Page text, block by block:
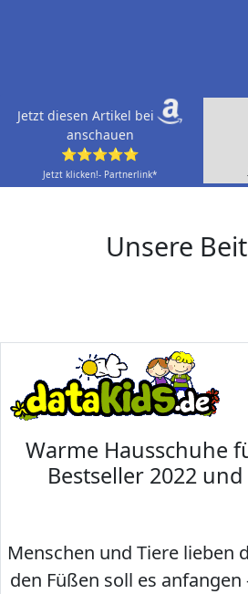
Jetzt diesen Artikel bei
anschauen
⭐⭐⭐⭐⭐
Jetzt klicken!- Partnerlink*
Unsere
Warme Hausschuhe
Bestseller 2022 und
Menschen und Tiere lieben
den Füßen soll es